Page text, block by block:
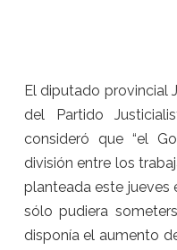
El diputado provincial
del Partido
consideró que “el
división entre los
planteada este jueves
sólo pudiera
disponía el aumento